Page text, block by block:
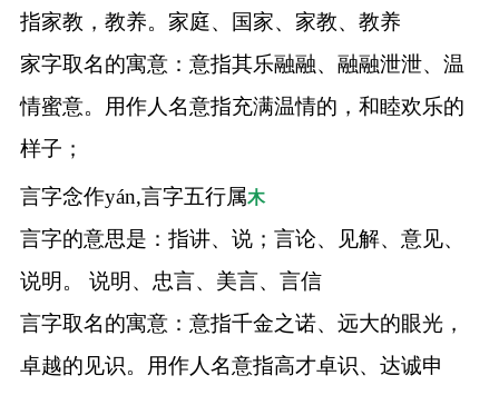
指家教，教养。家庭、国家、家教、教养
家字取名的寓意：意指其乐融融、融融泄泄、温
情蜜意。用作人名意指充满温情的，和睦欢乐的
样子；
言字念作yán,言字五行属木
言字的意思是：指讲、说；言论、见解、意见、
说明。 说明、忠言、美言、言信
言字取名的寓意：意指千金之诺、远大的眼光，
卓越的见识。用作人名意指高才卓识、达诚申